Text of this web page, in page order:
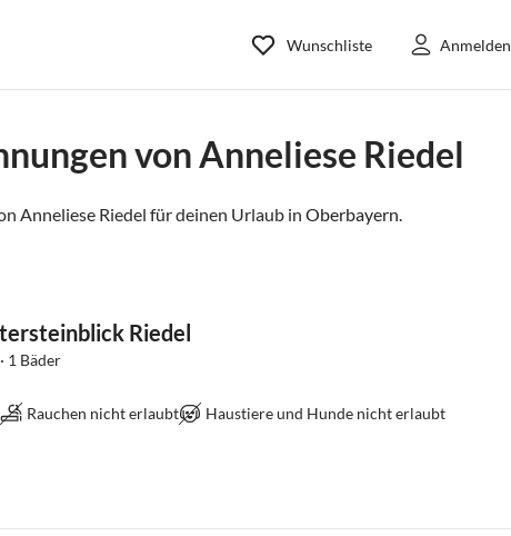
Wunschliste Anmelden
von Anneliese Riedel
Anneliese Riedel für deinen Urlaub in Oberbayern.
Riedel
1 Bäder
Rauchen nicht erlaubt Haustiere und Hunde nicht erlaubt